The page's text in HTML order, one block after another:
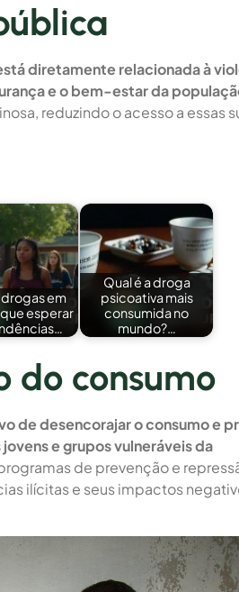
diretamente relacionada à
e o bem-estar da
reduzindo o acesso a essas
drogas em
esperar
Qual é a droga
psicoativa mais
consumida no
mundo?…
do consumo
de desencorajar o consumo e
e grupos vulneráveis da
de prevenção e
ilícitas e seus impactos